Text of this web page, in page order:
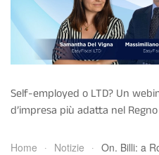
Self-employed o LTD? Un
d’impresa più adatta nel
Home Notizie
On. Billi: a